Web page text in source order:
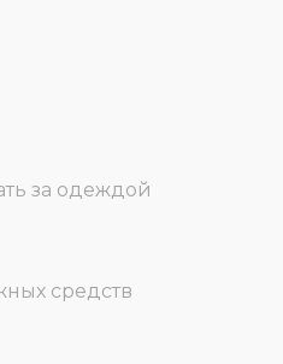
за одеждой
средств